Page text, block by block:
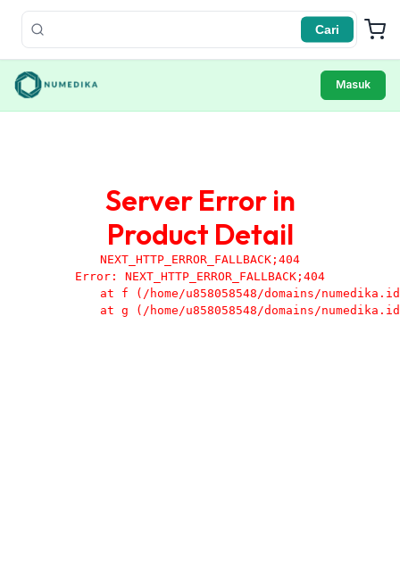
Cari
Masuk
Server Error in
Product Detail
NEXT_HTTP_ERROR_FALLBACK;404
Error: NEXT_HTTP_ERROR_FALLBACK;404
at f (/home/u858058548/domains/
at g (/home/u858058548/domains/